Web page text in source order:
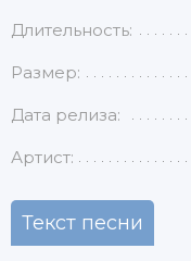
Длительность:
Размер:
Дата релиза:
Артист:
Текст песни